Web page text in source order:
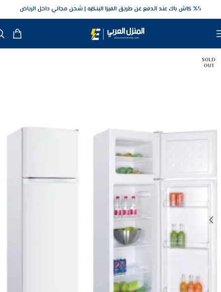
5‎% كاش باك عند الدفع عن طريق الفيزا البنكيه شحن مجاني داخل الرياض
SOLD
OUT